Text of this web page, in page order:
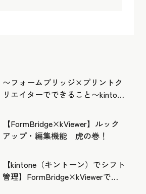
〜フォームブリッジ×プリントク
リエイターでできること〜kintone
【FormBridge×kViewer】ルック
アップ・編集機能 虎の巻！
【kintone（キントーン）でシフト
管理】FormBridge×kViewerで作